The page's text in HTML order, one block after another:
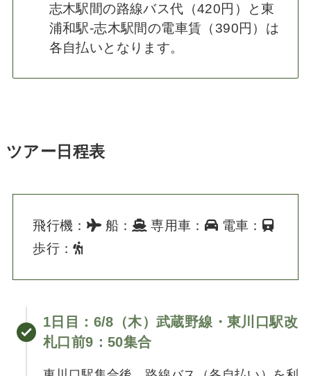
志木駅間の路線バス代（420円）と東
浦和駅-志木駅間の電車賃（390円）は
各自払いとなります。
ツアー日程表
飛行機： 船： 専用車：
電車：
歩行：
1日目：6/8（木）武蔵野線・東川口駅改
札口前9：50集合